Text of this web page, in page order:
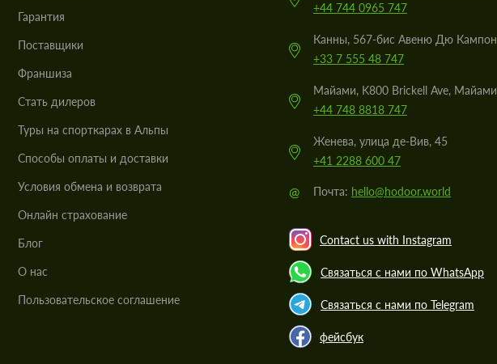
Гарантия
Поставщики
Франшиза
Стать дилеров
Туры на спорткарах в Альпы
Cпособы оплаты и доставки
Условия обмена и возврата
Онлайн страхование
Блог
О нас
Пользовательское соглашение
+44 744 0965 747
Канны, 567-бис Авеню Дю Кампон
+33 7 555 48 747
Майами, K800 Brickell Ave, Майами
+44 748 8818 747
Женева, улица де-Вив, 45
+41 2288 600 47
@ Почта: hello@hodoor.world
Contact us with Instagram
Связаться с нами по WhatsApp
Связаться с нами по Telegram
фейсбук